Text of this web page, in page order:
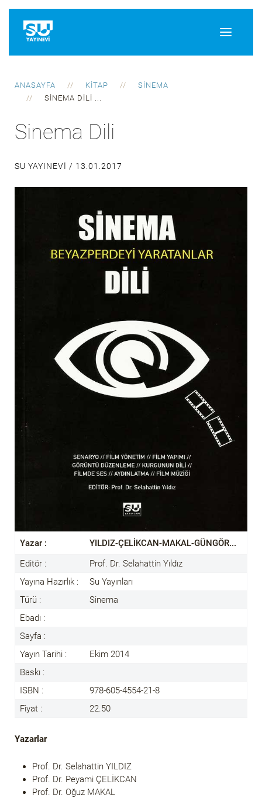
ANASAYFA KITAP
SINEMA
SINEMA DILI ...
Sinema Dili
SU YAYINEVI / 13.01.2017
Yazar :
YILDIZ-ÇELİKCAN-MAKAL-GÜNGÖR...
Editör :
Prof. Dr. Selahattin Yıldız
Yayına Hazırlık :
Su Yayınları
Türü :
Sinema
Ebadı :
Sayfa :
Yayın Tarihi :
Ekim 2014
Baskı :
ISBN :
978-605-4554-21-8
Fiyat :
22.50
Yazarlar
Prof. Dr. Selahattin YILDIZ
Prof. Dr. Peyami ÇELİKCAN
Prof. Dr. Oğuz MAKAL